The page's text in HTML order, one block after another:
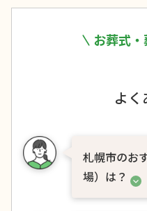
後志エリア
桑
大
幌向駅
上
峰延駅
光
納
お葬式
よく
札幌市のお
場）は？